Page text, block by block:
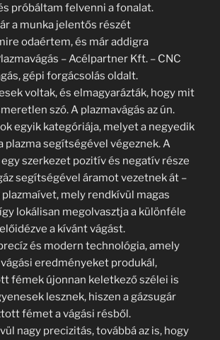
próbáltam felvenni a fonalat.
a munka jelentős részét
odaértem, és már addigra
– Acélpartner Kft. – CNC
gépi forgácsolás oldalt.
voltak, és elmagyarázták, hogy mit
szó. A plazmavágás az ún.
egyik kategóriája, melyet a negyedik
plazma segítségével végeznek. A
szerkezet pozitív és negatív része
segítségével áramot vezetnek át –
plazmaívet, mely rendkívül magas
lokálisan megolvasztja a különféle
a kívánt vágást.
és modern technológia, amely
eredményeket produkál,
fémek újonnan keletkező szélei is
lesznek, hiszen a gázsugár
fémet a vágási résből.
nagy precizitás, továbbá az is, hogy